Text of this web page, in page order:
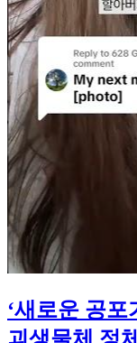
‘새로운 공
괴생물체 정체